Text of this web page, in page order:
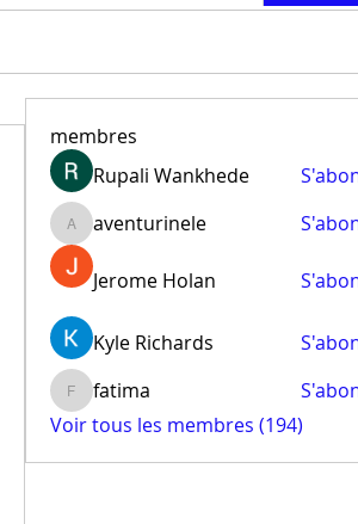
membres
Rupali Wankhede
aventurinele
aventurinele
Jerome Holan
Kyle Richards
fatima
fatima
Voir tous les membres (194)